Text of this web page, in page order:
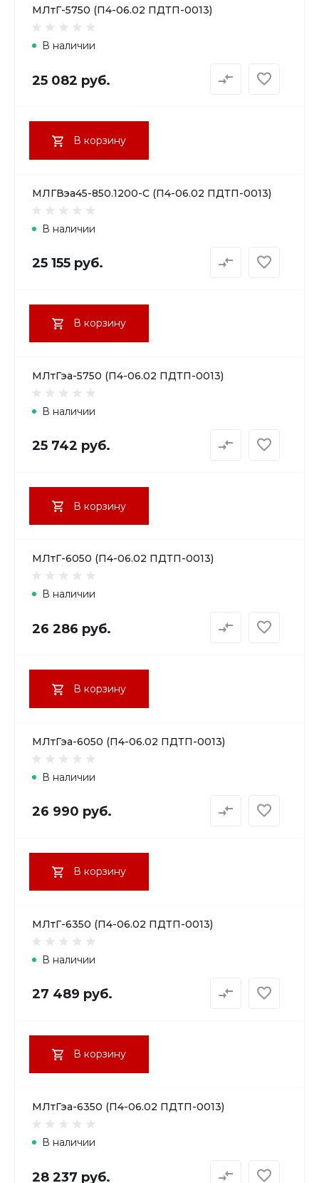
МЛтГ-5750 (П4-06.02 ПДТП-0013)
В наличии
25 082 руб.
В корзину
МЛГВэа45-850.1200-С (П4-06.02 ПДТП-0013)
В наличии
25 155 руб.
В корзину
МЛтГэа-5750 (П4-06.02 ПДТП-0013)
В наличии
25 742 руб.
В корзину
МЛтГ-6050 (П4-06.02 ПДТП-0013)
В наличии
26 286 руб.
В корзину
МЛтГэа-6050 (П4-06.02 ПДТП-0013)
В наличии
26 990 руб.
В корзину
МЛтГ-6350 (П4-06.02 ПДТП-0013)
В наличии
27 489 руб.
В корзину
МЛтГэа-6350 (П4-06.02 ПДТП-0013)
В наличии
28 237 руб.